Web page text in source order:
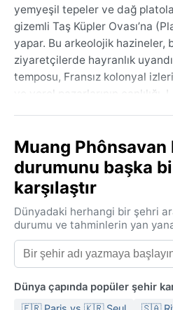
yemyeşil tepeler ve dağ
gizemli Taş Küpler Ovası’na
yapar. Bu arkeolojik hazineler,
ziyaretçilerde hayranlık
temposu, Fransız kolonyal
ve yerel pazarlarının canlılığı,
havası ve çevresindeki pirinç
içe bir atmosfer sunar.
Köppen iklim sınıflandırmasına
kurak nemli subtropikal iklim
şehirde yazlar sıcak ve
kurudur. Haziran’dan eylül’e
mevsiminde günlük sıcaklıklar
yükselir ve sağanak yağmurlar
(kasım-şubat) ise 15-25°C
sıcaklıklarla berrak gökyüzü
Muang Phônsavan
durumunu başka
karşılaştır
Dünyadaki herhangi bir şehri
durumu ve tahminlerin yan
Dünya çapında popüler şehir